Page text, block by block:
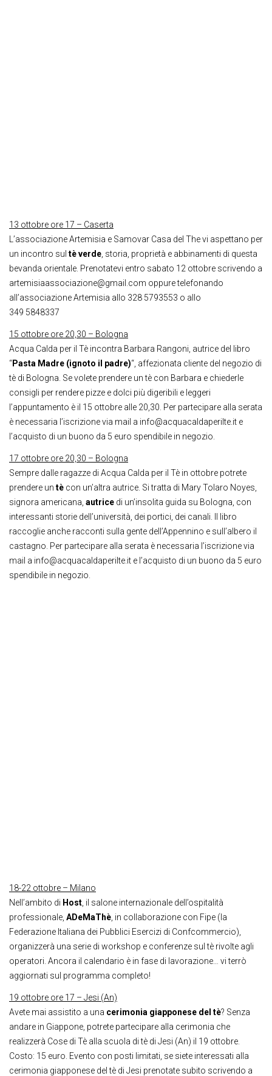
13 ottobre ore 17 – Caserta
L’associazione Artemisia e Samovar Casa del The vi aspettano per
un incontro sul tè verde , storia, proprietà e abbinamenti di questa
bevanda orientale. Prenotatevi entro sabato 12 ottobre scrivendo a
artemisiaassociazione@gmail.com oppure telefonando
all’associazione Artemisia allo 328 5793553 o allo
349 5848337
15 ottobre ore 20,30 – Bologna
Acqua Calda per il Tè incontra Barbara Rangoni, autrice del libro
“Pasta Madre (ignoto il padre)“, affezionata cliente del negozio di
tè di Bologna. Se volete prendere un tè con Barbara e chiederle
consigli per rendere pizze e dolci più digeribili e leggeri
l’appuntamento è il 15 ottobre alle 20,30. Per partecipare alla serata
è necessaria l’iscrizione via mail a info@acquacaldaperilte.it e
l’acquisto di un buono da 5 euro spendibile in negozio.
17 ottobre ore 20,30 – Bologna
Sempre dalle ragazze di Acqua Calda per il Tè in ottobre potrete
prendere un tè con un’altra autrice. Si tratta di Mary Tolaro Noyes,
signora americana, autrice di un’insolita guida su Bologna, con
interessanti storie dell’università, dei portici, dei canali. Il libro
raccoglie anche racconti sulla gente dell’Appennino e sull’albero il
castagno. Per partecipare alla serata è necessaria l’iscrizione via
mail a info@acquacaldaperilte.it e l’acquisto di un buono da 5 euro
spendibile in negozio.
18-22 ottobre – Milano
Nell’ambito di Host , il salone internazionale dell’ospitalità
professionale, ADeMaThè , in collaborazione con Fipe (la
Federazione Italiana dei Pubblici Esercizi di Confcommercio),
organizzerà una serie di workshop e conferenze sul tè rivolte agli
operatori. Ancora il calendario è in fase di lavorazione… vi terrò
aggiornati sul programma completo!
19 ottobre ore 17 – Jesi (An)
Avete mai assistito a una cerimonia giapponese del tè? Senza
andare in Giappone, potrete partecipare alla cerimonia che
realizzerà Cose di Tè alla scuola di tè di Jesi (An) il 19 ottobre.
Costo: 15 euro. Evento con posti limitati, se siete interessati alla
cerimonia giapponese del tè di Jesi prenotate subito scrivendo a